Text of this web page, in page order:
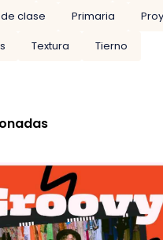
clase Primaria
Textura Tierno